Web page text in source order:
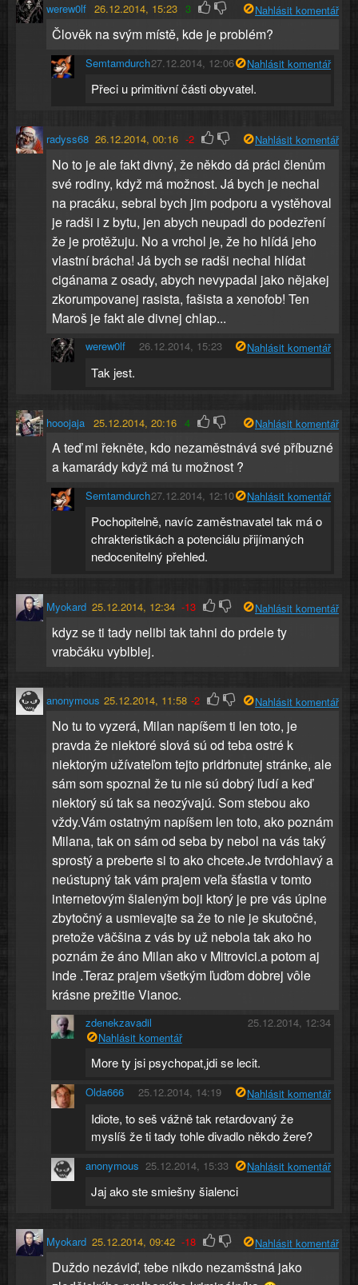
werew0lf 26.12.2014, 15:23 3 Nahlásit komentář
Člověk na svým místě, kde je problém?
Semtamdurch27.12.2014, 12:06 Nahlásit komentář
Přeci u primitivní části obyvatel.
radyss68 26.12.2014, 00:16 -2 Nahlásit komentář
No to je ale fakt divný, že někdo dá práci členům
své rodiny, když má možnost. Já bych je nechal
na pracáku, sebral bych jim podporu a vystěhoval
je radši i z bytu, jen abych neupadl do podezření
že je protěžuju. No a vrchol je, že ho hlídá jeho
vlastní brácha! Já bych se radši nechal hlídat
cigánama z osady, abych nevypadal jako nějakej
zkorumpovanej rasista, fašista a xenofob! Ten
Maroš je fakt ale divnej chlap...
werew0lf 26.12.2014, 15:23 Nahlásit komentář
Tak jest.
hooojaja 25.12.2014, 20:16 4 Nahlásit komentář
A teď mi řekněte, kdo nezaměstnává své příbuzné
a kamarády když má tu možnost ?
Semtamdurch27.12.2014, 12:10 Nahlásit komentář
Pochopitelně, navíc zaměstnavatel tak má o
chrakteristikách a potenciálu přijímaných
nedocenitelný přehled.
Myokard 25.12.2014, 12:34 -13 Nahlásit komentář
kdyz se ti tady nelibi tak tahni do prdele ty
vrabčáku vyblblej.
anonymous 25.12.2014, 11:58 -2 Nahlásit komentář
No tu to vyzerá, Milan napíšem ti len toto, je
pravda že niektoré slová sú od teba ostré k
niektorým užívateľom tejto pridrbnutej stránke, ale
sám som spoznal že tu nie sú dobrý ľudí a keď
niektorý sú tak sa neozývajú. Som stebou ako
vždy.Vám ostatným napíšem len toto, ako poznám
Milana, tak on sám od seba by nebol na vás taký
sprostý a preberte si to ako chcete.Je tvrdohlavý a
neústupný tak vám prajem veľa šťastia v tomto
internetovým šialeným boji ktorý je pre vás úplne
zbytočný a usmievajte sa že to nie je skutočné,
pretože väčšina z vás by už nebola tak ako ho
poznám že áno Milan ako v Mitrovici.a potom aj
inde .Teraz prajem všetkým ľuďom dobrej vôle
krásne prežitie Vianoc.
zdenekzavadil
25.12.2014, 12:34
Nahlásit komentář
More ty jsi psychopat,jdi se lecit.
Olda666 25.12.2014, 14:19 Nahlásit komentář
Idiote, to seš vážně tak retardovaný že
myslíš že ti tady tohle divadlo někdo žere?
anonymous 25.12.2014, 15:33 Nahlásit komentář
Jaj ako ste smiešny šialenci
Myokard 25.12.2014, 09:42 -18 Nahlásit komentář
Duždo nezáviď, tebe nikdo nezamšstná jako